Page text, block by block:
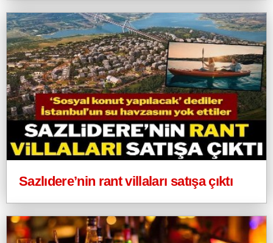
Sazlıdere’nin rant villaları satışa çıktı